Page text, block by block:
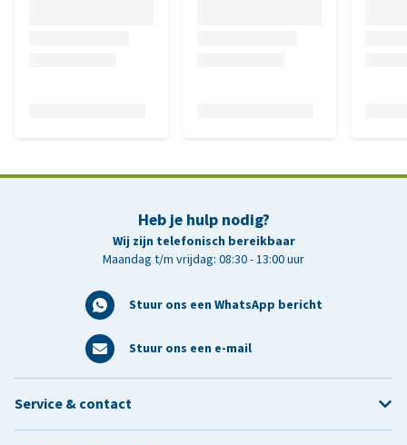
Heb je hulp nodig?
Wij zijn telefonisch bereikbaar
Maandag t/m vrijdag: 08:30 - 13:00 uur
Stuur ons een WhatsApp bericht
Stuur ons een e-mail
Service & contact